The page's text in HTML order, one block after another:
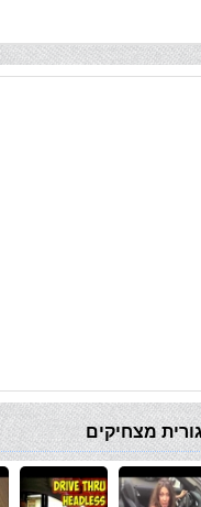
מצחיקים